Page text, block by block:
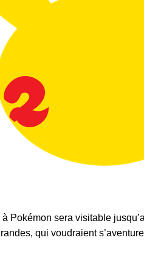
Pokémon sera visitable
qui voudraient